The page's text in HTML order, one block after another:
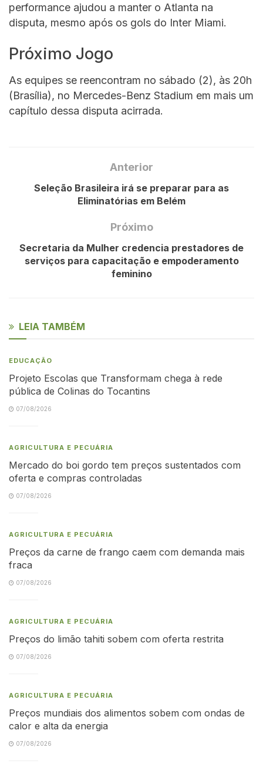
performance ajudou a manter o Atlanta na
disputa, mesmo após os gols do Inter Miami.
Próximo Jogo
As equipes se reencontram no sábado (2), às 20h
(Brasília), no Mercedes-Benz Stadium em mais um
capítulo dessa disputa acirrada.
Anterior
Seleção Brasileira irá se preparar para as
Eliminatórias em Belém
Próximo
Secretaria da Mulher credencia prestadores de
serviços para capacitação e empoderamento
feminino
LEIA TAMBÉM
EDUCAÇÃO
Projeto Escolas que Transformam chega à rede
pública de Colinas do Tocantins
07/08/2026
AGRICULTURA E PECUÁRIA
Mercado do boi gordo tem preços sustentados com
oferta e compras controladas
07/08/2026
AGRICULTURA E PECUÁRIA
Preços da carne de frango caem com demanda mais
fraca
07/08/2026
AGRICULTURA E PECUÁRIA
Preços do limão tahiti sobem com oferta restrita
07/08/2026
AGRICULTURA E PECUÁRIA
Preços mundiais dos alimentos sobem com ondas de
calor e alta da energia
07/08/2026